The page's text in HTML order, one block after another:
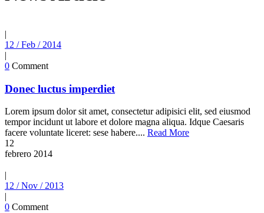
|
12 / Feb / 2014
|
0 Comment
Donec luctus imperdiet
Lorem ipsum dolor sit amet, consectetur adipisici elit, sed eiusmod
tempor incidunt ut labore et dolore magna aliqua. Idque Caesaris
facere voluntate liceret: sese habere.... Read More
12
febrero 2014
|
12 / Nov / 2013
|
0 Comment